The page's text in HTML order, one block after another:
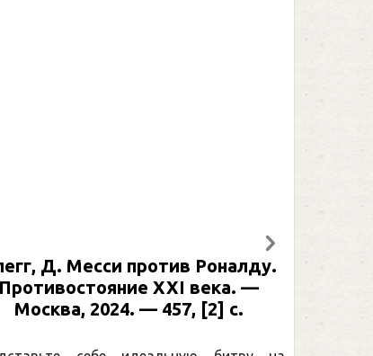
Рабинер, И. Я. Александр Овечкин
: иллюстрированная биография. —
Москва, 2024 (макет 2025). — 133,
[2] с. (Подарочные издания.
Спорт)
Следующий